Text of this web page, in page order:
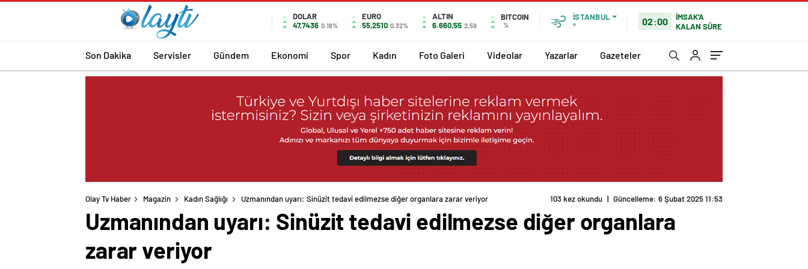
DOLAR
47,7436 0.18%
EURO
55,2510 0.32%
ALTIN
6.660,55 2,59
BITCOIN
%
İSTANBUL
°
02:00
İMSAK'A
KALAN SÜRE
Son Dakika Servisler Gündem Ekonomi Spor Kadın Foto Galeri Videolar Yazarlar Gazeteler
Olay Tv Haber Magazin Kadın Sağlığı Uzmanından uyarı: Sinüzit tedavi edilmezse diğer organlara zarar veriyor
Uzmanından uyarı: Sinüzit tedavi edilmezse diğer organlara
zarar veriyor